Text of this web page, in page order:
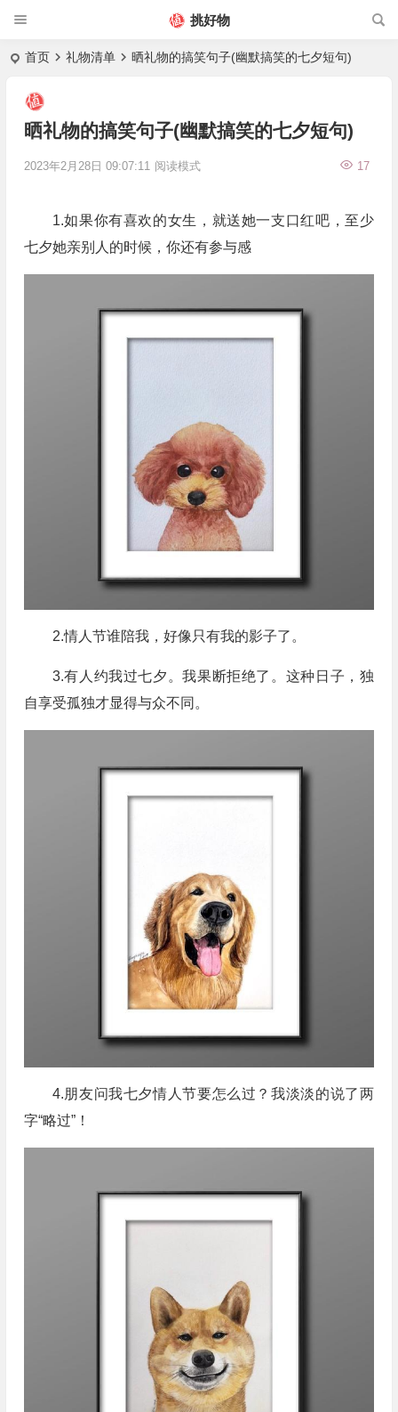
挑好物
首页 礼物清单 晒礼物的搞笑句子(幽默搞笑的七夕短句)
晒礼物的搞笑句子(幽默搞笑的七夕短句)
2023年2月28日 09:07:11 17
阅读模式
1.如果你有喜欢的女生，就送她一支口红吧，至少
七夕她亲别人的时候，你还有参与感
2.情人节谁陪我，好像只有我的影子了。
3.有人约我过七夕。我果断拒绝了。这种日子，独
自享受孤独才显得与众不同。
4.朋友问我七夕情人节要怎么过？我淡淡的说了两
字“略过”！